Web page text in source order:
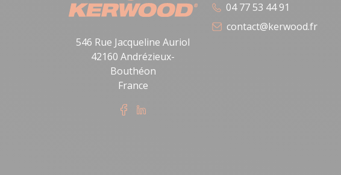
546 Rue Jacqueline Auriol
42160 Andrézieux-
Bouthéon
France
04 77 53 44 91
contact@kerwood.fr